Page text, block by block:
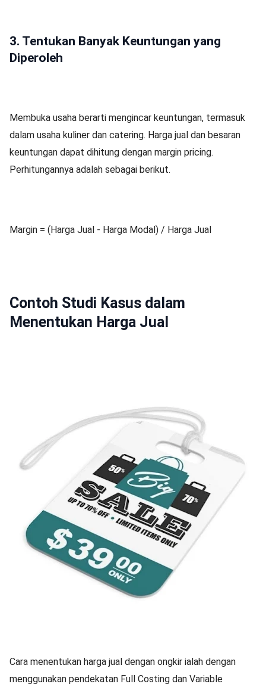
3. Tentukan Banyak Keuntungan yang
Diperoleh
Membuka usaha berarti mengincar keuntungan, termasuk
dalam usaha kuliner dan catering. Harga jual dan besaran
keuntungan dapat dihitung dengan margin pricing.
Perhitungannya adalah sebagai berikut.
Margin = (Harga Jual - Harga Modal) / Harga Jual
Contoh Studi Kasus dalam
Menentukan Harga Jual
Cara menentukan harga jual dengan ongkir ialah dengan
menggunakan pendekatan Full Costing dan Variable